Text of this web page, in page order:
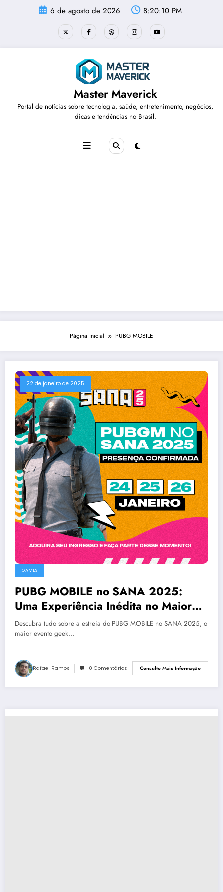
6 de agosto de 2026 8:20:11 PM
Master Maverick
Portal de notícias sobre tecnologia, saúde, entretenimento, negócios,
dicas e tendências no Brasil.
Página inicial PUBG MOBILE
22 de janeiro de 2025
GAMES
PUBG MOBILE no SANA 2025:
Uma Experiência Inédita no Maior
Evento Geek do Norte e Nordeste
Descubra tudo sobre a estreia do PUBG MOBILE no SANA 2025, o
maior evento geek…
Rafael Ramos 0 Comentários Consulte Mais Informação